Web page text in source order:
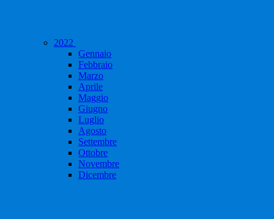
2022
Gennaio
Febbraio
Marzo
Aprile
Maggio
Giugno
Luglio
Agosto
Settembre
Ottobre
Novembre
Dicembre